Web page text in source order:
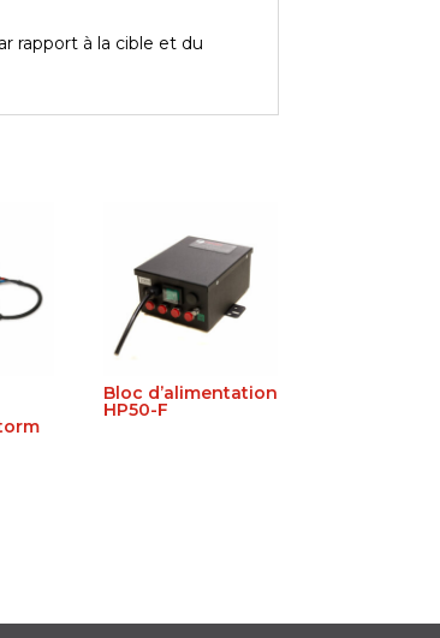
rapport à la cible et du
Bloc d’alimentation
HP50-F